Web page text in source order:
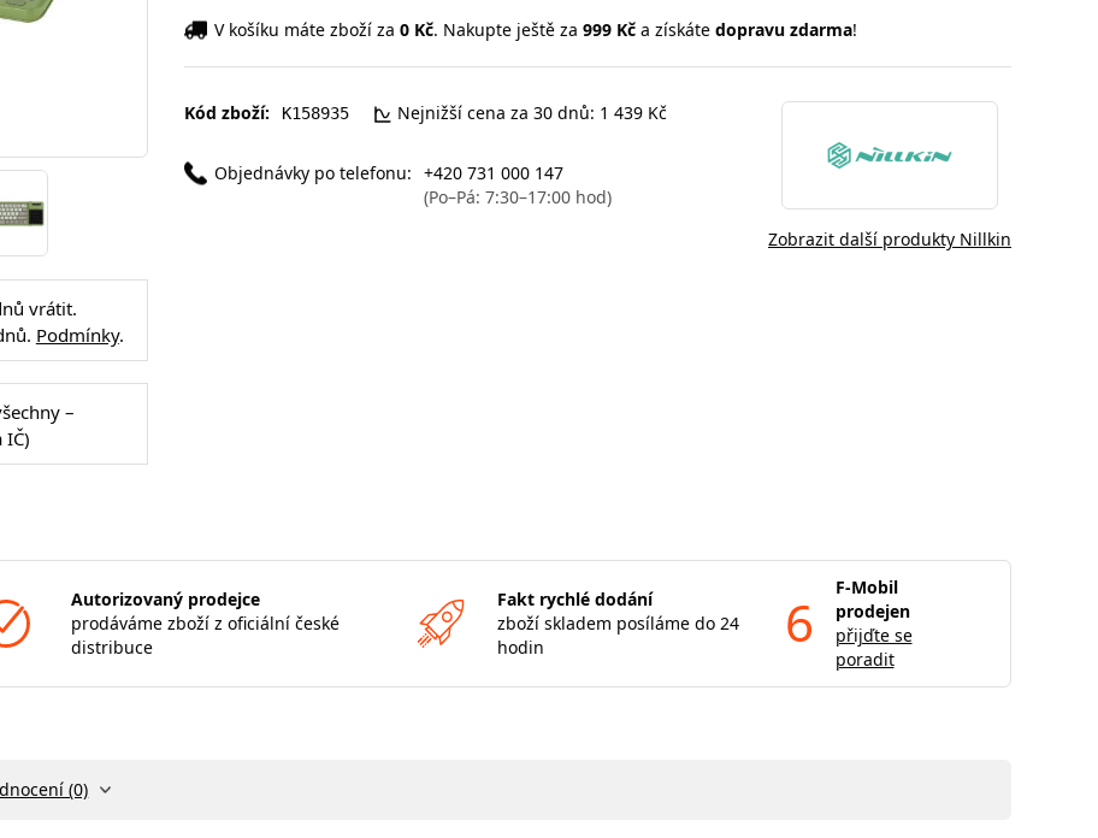
vrátit.
Podmínky.
–
IČ)
V košíku máte zboží za 0 Kč. Nakupte ještě za 999 Kča získáte dopravu zdarma!
Kód zboží: K158935 Nejnižší cena za 30 dnů: 1 439 Kč
Objednávky po telefonu: +420 731 000 147
(Po–Pá: 7:30–17:00 hod)
Zobrazit další produkty Nillkin
Autorizovaný prodejce
prodáváme zboží z oficiální české
distribuce
Fakt rychlé dodání
zboží skladem posíláme do 24
hodin
6
F-Mobil
prodejen
přijďte se
poradit
(0)